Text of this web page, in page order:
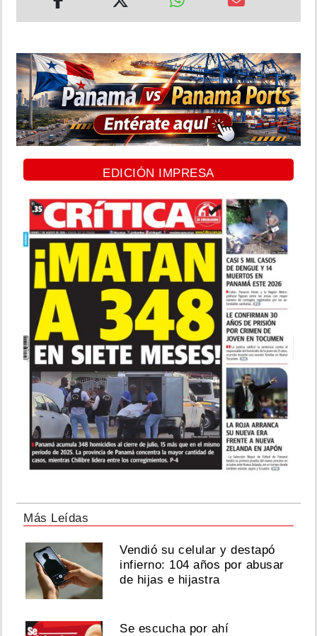
EDICIÓN IMPRESA
Más Leídas
Vendió su celular y destapó
infierno: 104 años por abusar
de hijas e hijastra
Se escucha por ahí